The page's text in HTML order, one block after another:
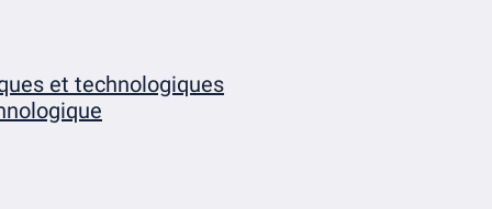
et technologiques